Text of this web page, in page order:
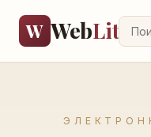
W WebLit